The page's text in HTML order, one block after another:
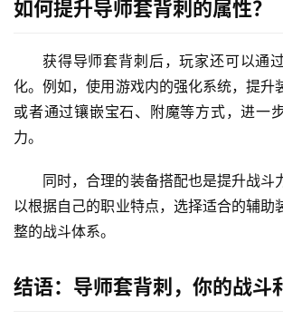
如何提升导师套背刺的属性？
获得导师套背刺后，玩家还可以通
化。例如，使用游戏内的强化系统，提升
或者通过镶嵌宝石、附魔等方式，进一
力。
同时，合理的装备搭配也是提升战斗
以根据自己的职业特点，选择适合的辅助
整的战斗体系。
结语：导师套背刺，你的战斗